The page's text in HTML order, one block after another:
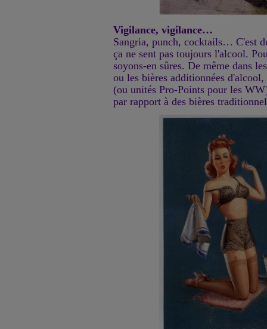
Vigilance, vigilance…
Sangria, punch, cocktails… C'est
ça ne sent pas toujours l'alcool.
soyons-en sûres. De même dans
ou les bières additionnées
(ou unités Pro-Points pour les
par rapport à des bières